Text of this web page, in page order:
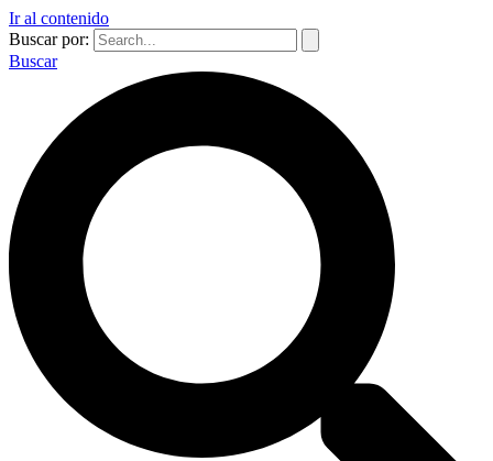
Ir al contenido
Buscar por:
Buscar